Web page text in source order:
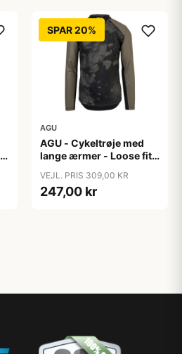
SPAR 20%
AGU
AGU - Cykeltrøje med
lange ærmer - Loose fit -
VEJL. PRIS 309,00 KR
247,00 kr